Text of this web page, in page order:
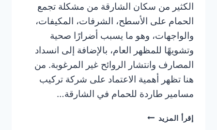
الكثير من سكان الشارقة من مشكلة تجمع
الحمام على الأسطح، الشرفات، المكيفات،
والواجهات، وهو ما يسبب أضرارًا صحية
وتشويهًا للمظهر العام، بالإضافة إلى انسداد
المصارف وانتشار الروائح غير المرغوبة. من
هنا تظهر أهمية الاعتماد على شركة تركيب
مسامير طاردة للحمام في الشارقة…
إقرأ المزيد شركة